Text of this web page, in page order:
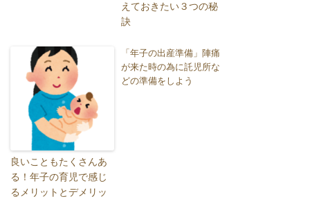
えておきたい３つの秘
訣
良いこともたくさんあ
る！年子の育児で感じ
るメリットとデメリッ
「年子の出産準備」陣痛
が来た時の為に託児所な
どの準備をしよう